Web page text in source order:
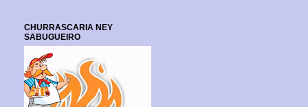
CHURRASCARIA NEY
SABUGUEIRO